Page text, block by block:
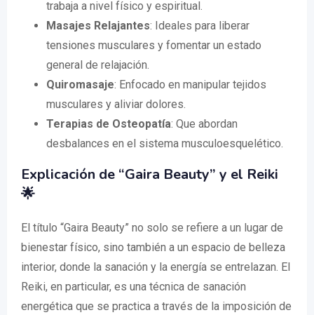
trabaja a nivel físico y espiritual.
Masajes Relajantes: Ideales para liberar
tensiones musculares y fomentar un estado
general de relajación.
Quiromasaje: Enfocado en manipular tejidos
musculares y aliviar dolores.
Terapias de Osteopatía: Que abordan
desbalances en el sistema musculoesquelético.
Explicación de “Gaira Beauty” y el Reiki
🌟
El título “Gaira Beauty” no solo se refiere a un lugar de
bienestar físico, sino también a un espacio de belleza
interior, donde la sanación y la energía se entrelazan. El
Reiki, en particular, es una técnica de sanación
energética que se practica a través de la imposición de